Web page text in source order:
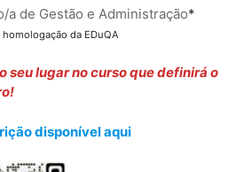
a de Gestão e Administração*
da EDuQA
seu lugar no curso que definirá o
disponível aqui